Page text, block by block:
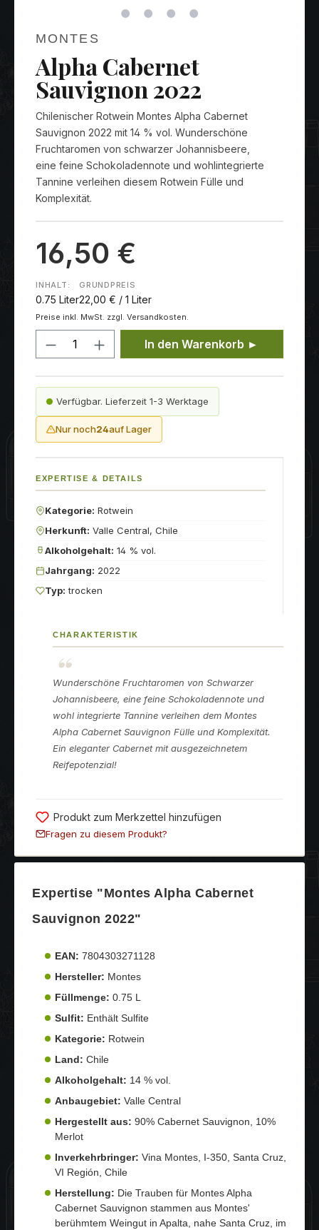
MONTES
Alpha Cabernet
Sauvignon 2022
Chilenischer Rotwein Montes Alpha Cabernet
Sauvignon 2022 mit 14 % vol. Wunderschöne
Fruchtaromen von schwarzer Johannisbeere,
eine feine Schokoladennote und wohlintegrierte
Tannine verleihen diesem Rotwein Fülle und
Komplexität.
16,50 €
INHALT:
0.75 Liter
GRUNDPREIS
22,00 € / 1 Liter
Preise inkl. MwSt. zzgl. Versandkosten.
Produkt Anzahl: Gib den
In den Warenkorb ►
Verfügbar. Lieferzeit 1-3 Werktage
Nur noch24auf Lager
EXPERTISE & DETAILS
Kategorie: Rotwein
Herkunft: Valle Central, Chile
Alkoholgehalt: 14 % vol.
Jahrgang: 2022
Typ: trocken
CHARAKTERISTIK
Wunderschöne Fruchtaromen von Schwarzer
Johannisbeere, eine feine Schokoladennote und
wohl integrierte Tannine verleihen dem Montes
Alpha Cabernet Sauvignon Fülle und Komplexität.
Ein eleganter Cabernet mit ausgezeichnetem
Reifepotenzial!
Produkt zum Merkzettel hinzufügen
Fragen zu diesem Produkt?
Expertise "Montes Alpha Cabernet
Sauvignon 2022"
EAN: 7804303271128
Hersteller: Montes
Füllmenge: 0.75 L
Sulfit: Enthält Sulfite
Kategorie: Rotwein
Land: Chile
Alkoholgehalt: 14 % vol.
Anbaugebiet: Valle Central
Hergestellt aus: 90% Cabernet Sauvignon, 10%
Merlot
Inverkehrbringer: Vina Montes, I-350, Santa Cruz,
VI Región, Chile
Herstellung: Die Trauben für Montes Alpha
Cabernet Sauvignon stammen aus Montes'
berühmtem Weingut in Apalta, nahe Santa Cruz, im